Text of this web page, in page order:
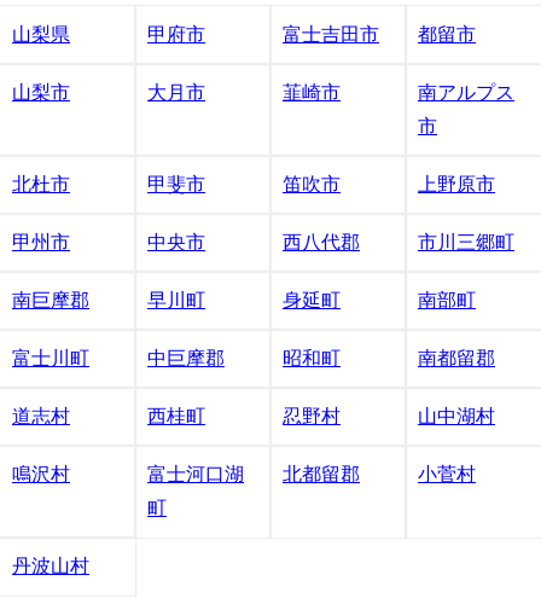
山梨県 甲府市 富士吉田市 都留市
山梨市 大月市 韮崎市
南アルプス
市
北杜市 甲斐市 笛吹市 上野原市
甲州市 中央市 西八代郡 市川三郷町
南巨摩郡 早川町 身延町 南部町
富士川町 中巨摩郡 昭和町 南都留郡
道志村 西桂町 忍野村 山中湖村
鳴沢村
富士河口湖
町
北都留郡 小菅村
丹波山村